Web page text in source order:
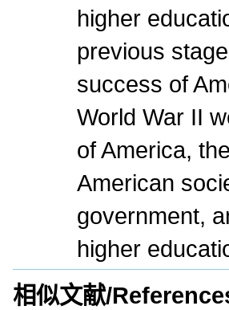
higher
previous
success of
World War II
of America,
American
government,
higher
相似文献/